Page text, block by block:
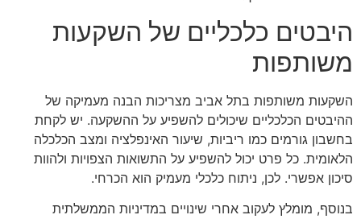
היבטים כלכליים של השקעות
משותפות
השקעות משותפות בתל אביב מצריכות הבנה מעמיקה של
ההיבטים הכלכליים שיכולים להשפיע על ההשקעה. יש לקחת
בחשבון גורמים כמו ריביות, שיעור האינפלציה ומצב הכלכלה
הלאומית. כל פרט יכול להשפיע על התשואות הצפויות ולהוות
סיכון אפשרי. לכן, ניתוח כלכלי מעמיק הוא הכרחי.
בנוסף, מומלץ לעקוב אחרי שינויים במדיניות הממשלתית